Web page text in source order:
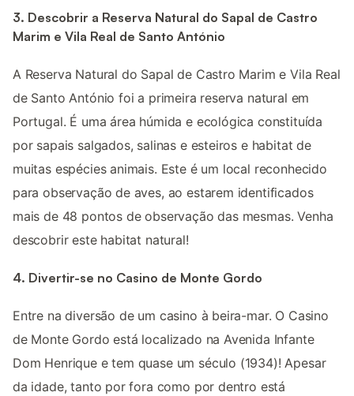
3. Descobrir a Reserva Natural do Sapal de Castro
Marim e Vila Real de Santo António
A Reserva Natural do Sapal de Castro Marim e Vila Real
de Santo António foi a primeira reserva natural em
Portugal. É uma área húmida e ecológica constituída
por sapais salgados, salinas e esteiros e habitat de
muitas espécies animais. Este é um local reconhecido
para observação de aves, ao estarem identificados
mais de 48 pontos de observação das mesmas. Venha
descobrir este habitat natural!
4. Divertir-se no Casino de Monte Gordo
Entre na diversão de um casino à beira-mar. O Casino
de Monte Gordo está localizado na Avenida Infante
Dom Henrique e tem quase um século (1934)! Apesar
da idade, tanto por fora como por dentro está